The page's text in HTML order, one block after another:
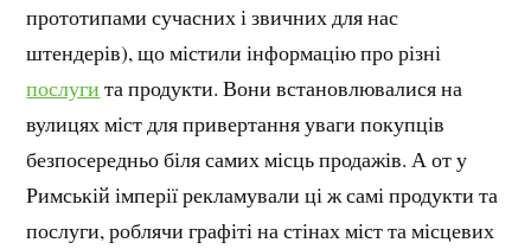
прототипами сучасних і звичних для нас
штендерів), що містили інформацію про різні
послуги та продукти. Вони встановлювалися на
вулицях міст для привертання уваги покупців
безпосередньо біля самих місць продажів. А от у
Римській імперії рекламували ці ж самі продукти та
послуги, роблячи графіті на стінах міст та місцевих